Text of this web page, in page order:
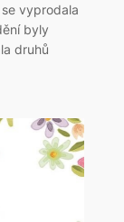
vyprodala
byly
druhů